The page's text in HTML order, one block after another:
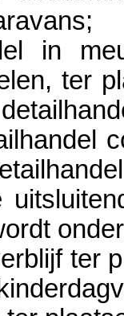
in
ter
ter